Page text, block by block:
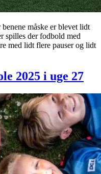
måske er blevet lidt
spilles der fodbold med
med lidt flere pauser og lidt
2025 i uge 27